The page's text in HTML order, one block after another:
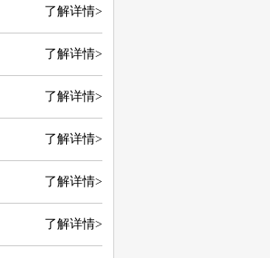
了解详情>
了解详情>
了解详情>
了解详情>
了解详情>
了解详情>